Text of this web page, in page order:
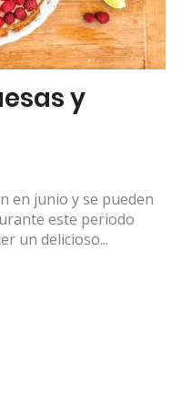
y
en junio y se pueden
este periodo
un delicioso...